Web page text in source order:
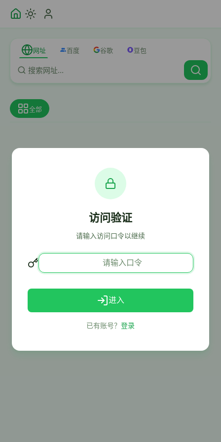
网址 百度 谷歌 豆包
全部
访问验证
请输入访问口令以继续
进入
已有账号？ 登录